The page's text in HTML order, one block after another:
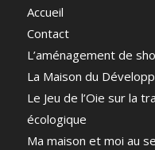
Accueil
Contact
L’aménagement de
La Maison du
Le Jeu de l’Oie sur la
écologique
Ma maison et moi au